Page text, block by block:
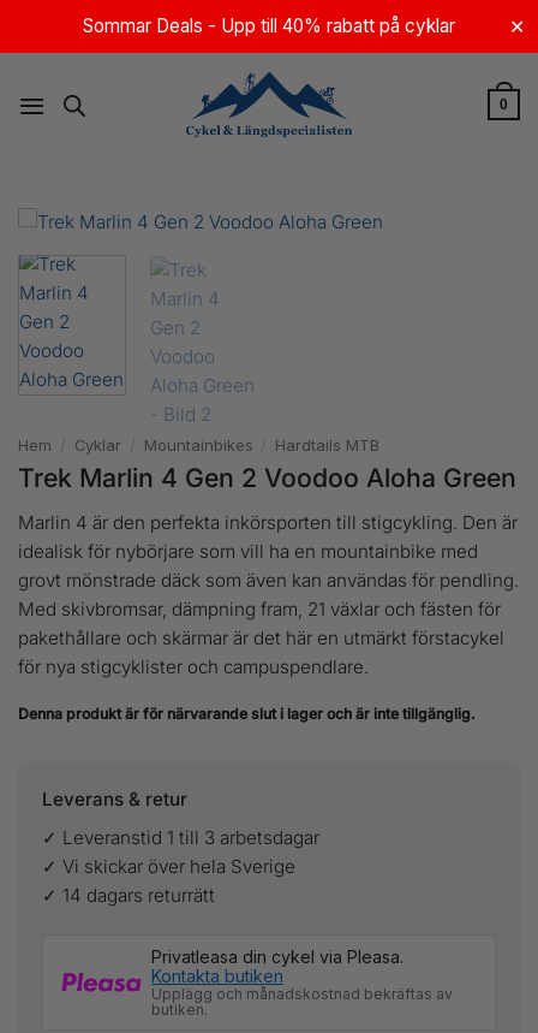
Sommar Deals - Upp till 40% rabatt på cyklar ✕
0
Hem / Cyklar / Mountainbikes / Hardtails MTB
Trek Marlin 4 Gen 2 Voodoo Aloha Green
Marlin 4 är den perfekta inkörsporten till stigcykling. Den är
idealisk för nybörjare som vill ha en mountainbike med
grovt mönstrade däck som även kan användas för pendling.
Med skivbromsar, dämpning fram, 21 växlar och fästen för
pakethållare och skärmar är det här en utmärkt förstacykel
för nya stigcyklister och campuspendlare.
Denna produkt är för närvarande slut i lager och är inte tillgänglig.
Leverans & retur
✓ Leveranstid 1 till 3 arbetsdagar
✓ Vi skickar över hela Sverige
✓ 14 dagars returrätt
Privatleasa din cykel via Pleasa.
Kontakta butiken
Upplägg och månadskostnad bekräftas av
butiken.